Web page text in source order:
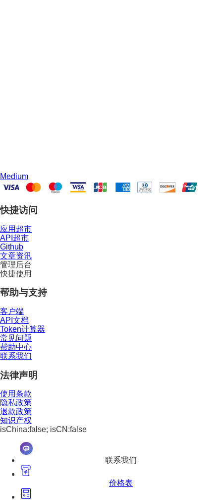
Medium
快捷访问
应用超市
API超市
Github
文章资讯
管理后台
快捷使用
帮助与支持
客户端
API文档
Token计算器
常见问题
帮助中心
联系我们
法律声明
使用条款
隐私政策
退款政策
知识产权
isChina:false; isCN:false
联系我们
价格表